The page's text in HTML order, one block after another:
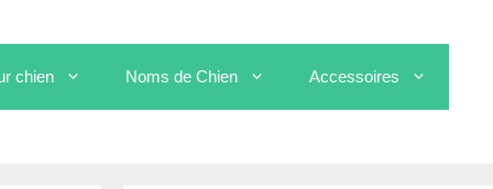
chien Noms de Chien Accessoires